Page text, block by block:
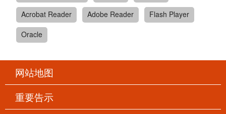
Acrobat Reader
Adobe Reader
Flash Player
Oracle
网站地图
重要告示